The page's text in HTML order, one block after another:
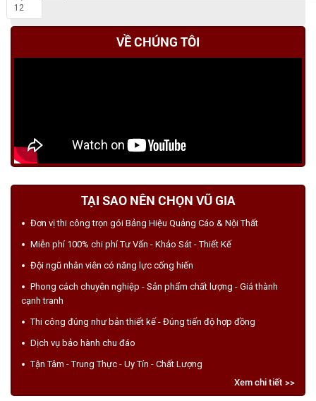
VỀ CHÚNG TÔI
TẠI SAO NÊN CHỌN VŨ GIA
Đơn vị thi công trọn gói Bảng Hiệu Quảng Cáo & Nội Thất
Miễn phí 100% chi phí Tư Vấn - Khảo Sát - Thiết Kế
Đội ngũ nhân viên có năng lực cống hiến
Phong cách chuyên nghiệp - Sản phẩm chất lượng - Giá thành
cạnh tranh
Thi công đúng như bản thiết kế - Đúng tiến độ hợp đồng
Dịch vụ bảo hành chu đáo
Tận Tâm - Trung Thực - Uy Tín - Chất Lượng
Xem chi tiết >>
12